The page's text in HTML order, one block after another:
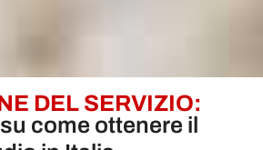
DEL SERVIZIO:
come ottenere il